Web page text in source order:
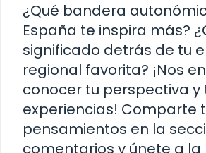
¿Qué bandera
España te inspira más?
significado detrás de tu
regional favorita? ¡Nos
conocer tu perspectiva y
experiencias! Comparte
pensamientos en la
comentarios y únete a la